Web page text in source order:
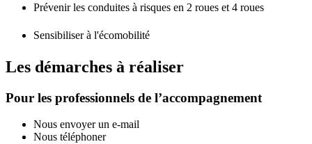
Prévenir les conduites à risques en 2 roues et 4 roues
Sensibiliser à l'écomobilité
Les démarches à réaliser
Pour les professionnels de l’accompagnement
Nous envoyer un e-mail
Nous téléphoner